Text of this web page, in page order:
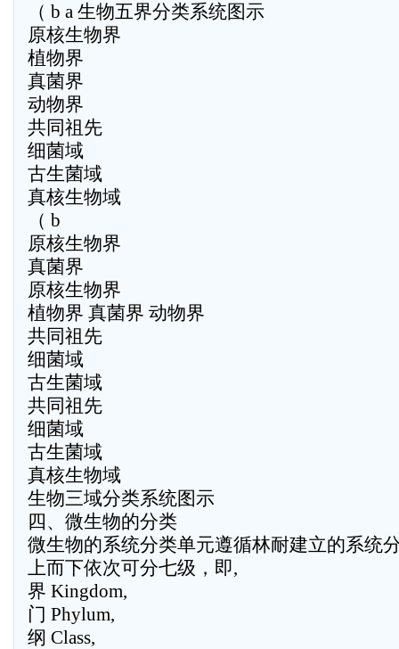
（ b a 生物五界分类系统图示
原核生物界
植物界
真菌界
动物界
共同祖先
细菌域
古生菌域
真核生物域
（ b
原核生物界
真菌界
原核生物界
植物界 真菌界 动物界
共同祖先
细菌域
古生菌域
共同祖先
细菌域
古生菌域
真核生物域
生物三域分类系统图示
四、微生物的分类
微生物的系统分类单元遵循林耐建立的系统
上而下依次可分七级，即,
界 Kingdom,
门 Phylum,
纲 Class,